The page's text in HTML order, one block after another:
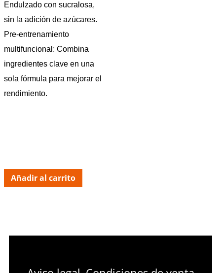
Endulzado con sucralosa,
sin la adición de azúcares.
Pre-entrenamiento
multifuncional: Combina
ingredientes clave en una
sola fórmula para mejorar el
rendimiento.
Añadir al carrito